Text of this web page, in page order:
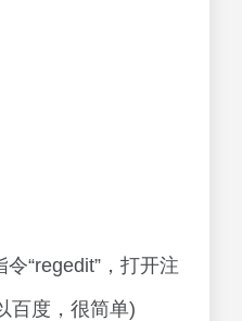
“regedit”，打开注
百度，很简单)